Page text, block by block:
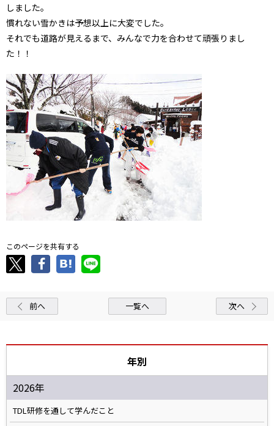
しました。
慣れない雪かきは予想以上に大変でした。
それでも道路が見えるまで、みんなで力を合わせて頑張りまし
た！！
このページを共有する
前へ 一覧へ 次へ
年別
2026年
TDL研修を通して学んだこと